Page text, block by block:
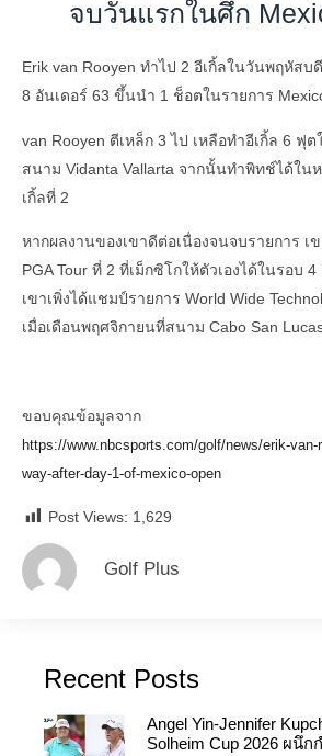
จบวันแรกในศึก
Erik van Rooyen ทำไป 2 อีเกิ้ลในวันพฤหัส
8 อันเดอร์ 63 ขึ้นนำ 1 ช็อตในรายการ
van Rooyen ตีเหล็ก 3 ไป เหลือทำอีเกิ้ล 6 ฟุ
สนาม Vidanta Vallarta จากนั้นทำพิทช์ได้ใน
เกิ้ลที่ 2
หากผลงานของเขาดีต่อเนื่องจนจบรายการ เ
PGA Tour ที่ 2 ที่เม็กซิโกให้ตัวเองได้ในรอบ
เขาเพิ่งได้แชมป์รายการ World Wide
เมื่อเดือนพฤศจิกายนที่สนาม Cabo San
ขอบคุณข้อมูลจาก
https://www.nbcsports.com/golf/news/erik-van-
way-after-day-1-of-mexico-open
Post Views: 1,629
Golf Plus
Recent Posts
Angel Yin-Jennifer
Solheim Cup 2026 ผนึก